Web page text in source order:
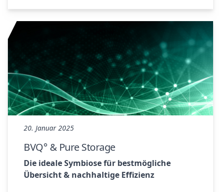
20. Januar 2025
BVQ° & Pure Storage
Die ideale Symbiose für bestmögliche
Übersicht & nachhaltige Effizienz